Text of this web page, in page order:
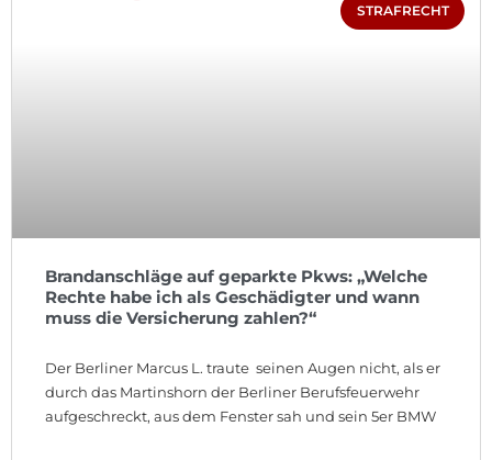
STRAFRECHT
Brandanschläge auf geparkte Pkws: „Welche
Rechte habe ich als Geschädigter und wann
muss die Versicherung zahlen?“
Der Berliner Marcus L. traute seinen Augen nicht, als er
durch das Martinshorn der Berliner Berufsfeuerwehr
aufgeschreckt, aus dem Fenster sah und sein 5er BMW